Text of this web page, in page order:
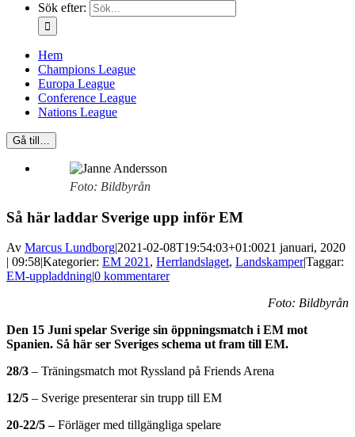
Sök efter:
Hem
Champions League
Europa League
Conference League
Nations League
Gå till…
Foto: Bildbyrån
Så här laddar Sverige upp inför EM
Av Marcus Lundborg|2021-02-08T19:54:03+01:0021 januari, 2020
| 09:58|Kategorier: EM 2021, Herrlandslaget, Landskamper|Taggar:
EM-uppladdning|0 kommentarer
Foto: Bildbyrån
Den 15 Juni spelar Sverige sin öppningsmatch i EM mot
Spanien. Så här ser Sveriges schema ut fram till EM.
28/3 – Träningsmatch mot Ryssland på Friends Arena
12/5 – Sverige presenterar sin trupp till EM
20-22/5 –Förläger med tillgängliga spelare